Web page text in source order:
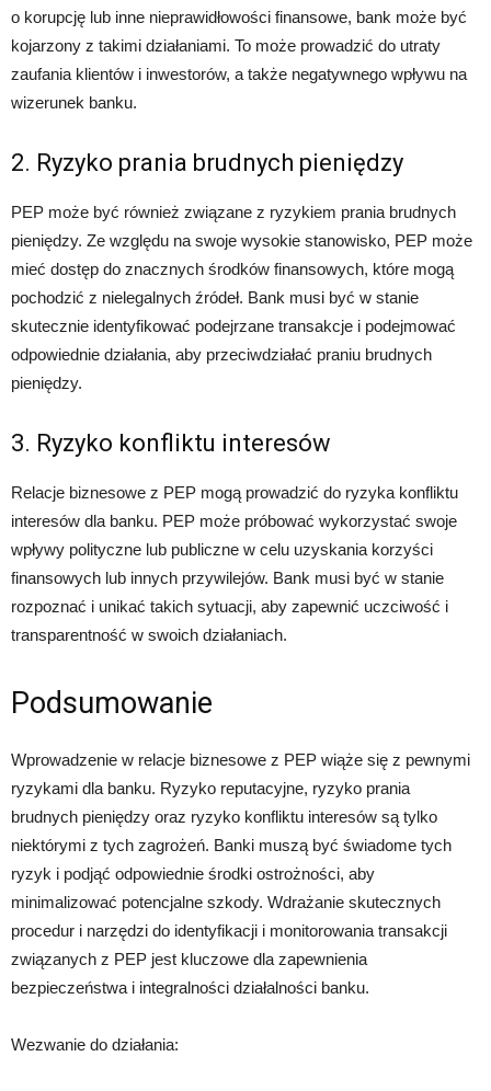
o korupcję lub inne nieprawidłowości finansowe, bank może być
kojarzony z takimi działaniami. To może prowadzić do utraty
zaufania klientów i inwestorów, a także negatywnego wpływu na
wizerunek banku.
2. Ryzyko prania brudnych pieniędzy
PEP może być również związane z ryzykiem prania brudnych
pieniędzy. Ze względu na swoje wysokie stanowisko, PEP może
mieć dostęp do znacznych środków finansowych, które mogą
pochodzić z nielegalnych źródeł. Bank musi być w stanie
skutecznie identyfikować podejrzane transakcje i podejmować
odpowiednie działania, aby przeciwdziałać praniu brudnych
pieniędzy.
3. Ryzyko konfliktu interesów
Relacje biznesowe z PEP mogą prowadzić do ryzyka konfliktu
interesów dla banku. PEP może próbować wykorzystać swoje
wpływy polityczne lub publiczne w celu uzyskania korzyści
finansowych lub innych przywilejów. Bank musi być w stanie
rozpoznać i unikać takich sytuacji, aby zapewnić uczciwość i
transparentność w swoich działaniach.
Podsumowanie
Wprowadzenie w relacje biznesowe z PEP wiąże się z pewnymi
ryzykami dla banku. Ryzyko reputacyjne, ryzyko prania
brudnych pieniędzy oraz ryzyko konfliktu interesów są tylko
niektórymi z tych zagrożeń. Banki muszą być świadome tych
ryzyk i podjąć odpowiednie środki ostrożności, aby
minimalizować potencjalne szkody. Wdrażanie skutecznych
procedur i narzędzi do identyfikacji i monitorowania transakcji
związanych z PEP jest kluczowe dla zapewnienia
bezpieczeństwa i integralności działalności banku.
Wezwanie do działania: